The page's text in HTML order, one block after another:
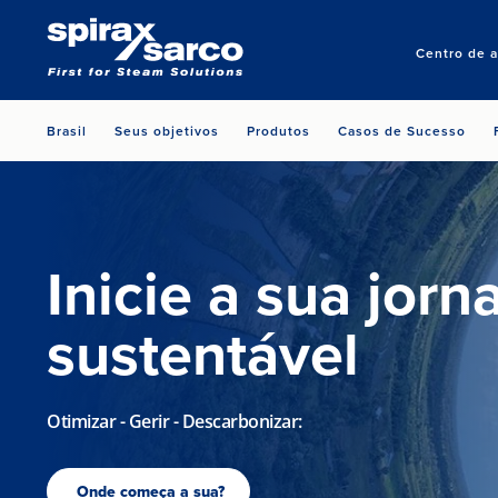
Centro de
Brasil Seus objetivos Produtos Casos de Sucesso
Inicie a sua
sustentável
Otimizar - Gerir - Descarbonizar:
Onde começa a sua?